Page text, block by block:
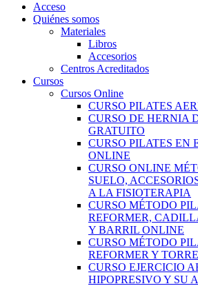
Acceso
Quiénes somos
Materiales
Libros
Accesorios
Centros Acreditados
Cursos
Cursos Online
CURSO PILATES
CURSO DE HERNIA
GRATUITO
CURSO PILATES EN
ONLINE
CURSO ONLINE
SUELO,
A LA FISIOTERAPIA
CURSO MÉTODO
REFORMER,
Y BARRIL ONLINE
CURSO MÉTODO
REFORMER Y
CURSO EJERCICIO
HIPOPRESIVO Y SU